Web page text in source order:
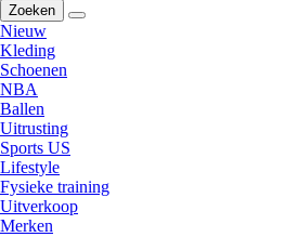
Zoeken
Nieuw
Kleding
Schoenen
NBA
Ballen
Uitrusting
Sports US
Lifestyle
Fysieke training
Uitverkoop
Merken